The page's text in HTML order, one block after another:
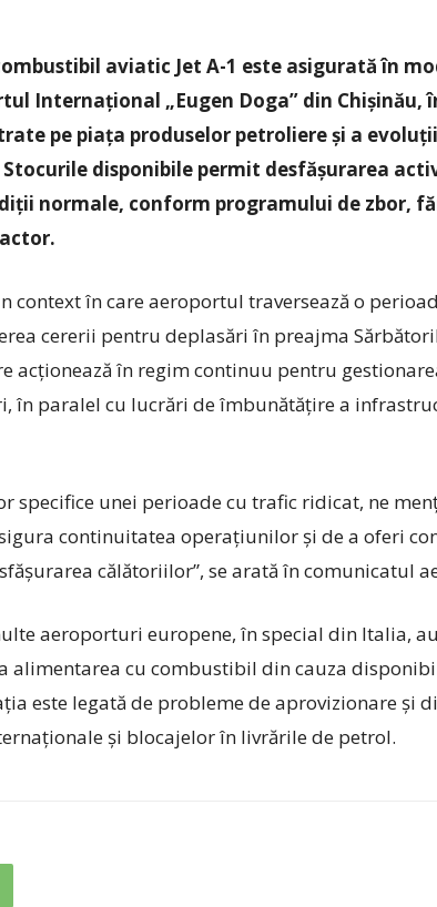
aviatic Jet A-1 este asigurată în
Internațional „Eugen Doga” din Chișinău,
pe piața produselor petroliere și a
disponibile permit desfășurarea
normale, conform programului de zbor,
context în care aeroportul traversează o
cererii pentru deplasări în preajma
acționează în regim continuu pentru
în paralel cu lucrări de îmbunătățire a
specifice unei perioade cu trafic ridicat, ne
continuitatea operațiunilor și de a oferi
călătoriilor”, se arată în comunicatul
aeroporturi europene, în special din Italia,
alimentarea cu combustibil din cauza
este legată de probleme de aprovizionare și
și blocajelor în livrările de petrol.